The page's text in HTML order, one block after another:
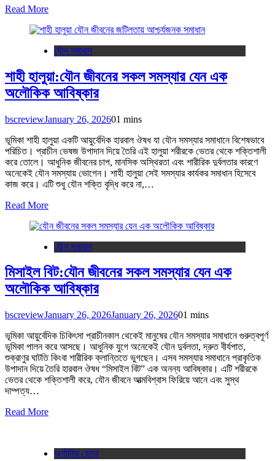
Read More
যৌন সমাধান
শাহী হালুয়া:যৌন জীবনের সকল সমস্যার যেন এক
অলৌকিক আবিষ্কার
bscreviewJanuary 26, 202601 mins
ভূমিকা শাহী হালুয়া একটি আয়ুর্বেদিক হারবাল ঔষধ যা যৌন সমস্যার সমাধানে বিশেষভাবে
পরিচিত। প্রাচীন ভেষজ উপাদান দিয়ে তৈরি এই হালুয়া শরীরকে ভেতর থেকে শক্তিশালী
করে তোলে। আধুনিক জীবনের চাপ, মানসিক অস্থিরতা এবং শারীরিক দুর্বলতার কারণে
অনেকেই যৌন সমস্যায় ভোগেন। শাহী হালুয়া সেই সমস্যার কার্যকর সমাধান হিসেবে
কাজ করে। এটি শুধু যৌন শক্তি বৃদ্ধি করে না,…
Read More
যৌন সমাধান
মিসাইল বিট:যৌন জীবনের সকল সমস্যার যেন এক
অলৌকিক আবিষ্কার
bscreviewJanuary 26, 2026January 26, 202601 mins
ভূমিকা আয়ুর্বেদিক চিকিৎসা প্রাচীনকাল থেকেই মানুষের যৌন সমস্যার সমাধানে গুরুত্বপূর্ণ
ভূমিকা পালন করে আসছে। আধুনিক যুগে অনেকেই যৌন দুর্বলতা, দ্রুত বীর্যপাত,
শুক্রাণুর ঘাটতি কিংবা শারীরিক ক্লান্তিতে ভুগছেন। এসব সমস্যার সমাধানে প্রাকৃতিক
উপাদান দিয়ে তৈরি হারবাল ঔষধ “মিসাইল বিট” এক অনন্য আবিষ্কার। এটি শরীরকে
ভেতর থেকে শক্তিশালী করে, যৌন জীবনে আত্মবিশ্বাস ফিরিয়ে আনে এবং সুস্থ
দাম্পত্য…
Read More
অর্গানিক হেলথ